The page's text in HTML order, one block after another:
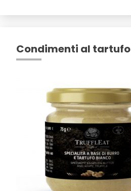
Condimenti al tartufo